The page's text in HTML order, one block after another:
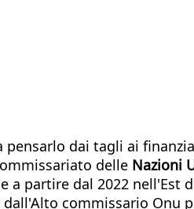
dai tagli ai
delle Nazioni
partire dal 2022 nell'Est
commissario Onu